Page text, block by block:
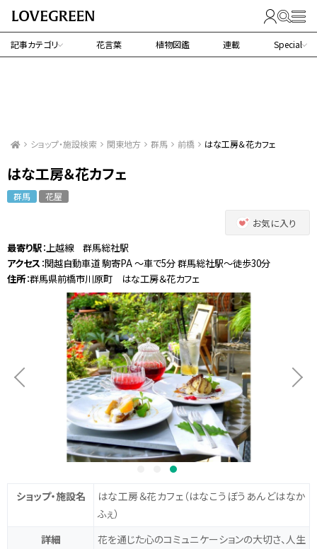
記事カテゴリ 花言葉 植物図鑑 連載 Special
ショップ・施設検索 関東地方 群馬 前橋 はな工房＆花カフェ
はな工房＆花カフェ
群馬 花屋
お気に入り
最寄り駅：上越線 群馬総社駅
アクセス ：関越自動車道 駒寄PA ～車で5分 群馬総社駅～徒歩30分
住所：群馬県前橋市川原町 はな工房＆花カフェ
ショップ・施設名 はな工房＆花カフェ （はなこうぼうあんどはなか
ふぇ）
詳細
花を通じた心のコミュニケーションの大切さ、人生